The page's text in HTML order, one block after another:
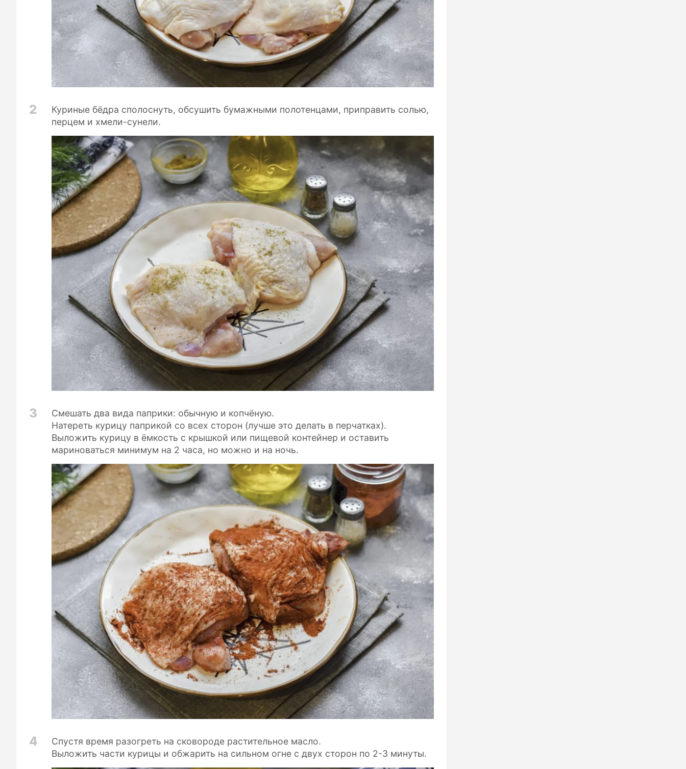
2
Куриные бёдра сполоснуть, обсушить бумажными полотенцами, приправить солью,
перцем и хмели-сунели.
3
Смешать два вида паприки: обычную и копчёную.
Натереть курицу паприкой со всех сторон (лучше это делать в перчатках).
Выложить курицу в ёмкость с крышкой или пищевой контейнер и оставить
мариноваться минимум на 2 часа, но можно и на ночь.
4
Спустя время разогреть на сковороде растительное масло.
Выложить части курицы и обжарить на сильном огне с двух сторон по 2-3 минуты.